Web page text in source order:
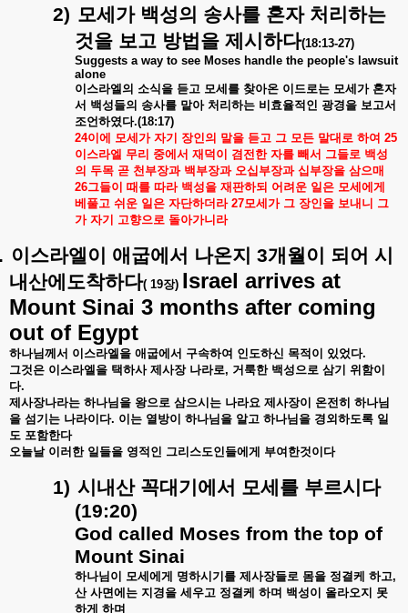
2) 모세가 백성의 송사를 혼자 처리하는
것을 보고 방법을 제시하다(18:13-27)
Suggests a way to see Moses handle the people's lawsuit
alone
이스라엘의 소식을 듣고 모세를 찾아온 이드로는 모세가 혼자
서 백성들의 송사를 맡아 처리하는 비효율적인 광경을 보고서
조언하였다.(18:17)
24이에 모세가 자기 장인의 말을 듣고 그 모든 말대로 하여 25
이스라엘 무리 중에서 재덕이 겸전한 자를 빼서 그들로 백성
의 두목 곧 천부장과 백부장과 오십부장과 십부장을 삼으매
26그들이 때를 따라 백성을 재판하되 어려운 일은 모세에게
베풀고 쉬운 일은 자단하더라27모세가 그 장인을 보내니 그
가 자기 고향으로 돌아가니라
이스라엘이 애굽에서 나온지 3개월이 되어 시
내산에도착하다( 19장) Israel arrives at
Mount Sinai 3 months after coming
out of Egypt
하나님께서 이스라엘을 애굽에서 구속하여 인도하신 목적이 있었다.
그것은 이스라엘을 택하사 제사장 나라로, 거룩한 백성으로 삼기 위함이
다.
제사장나라는 하나님을 왕으로 삼으시는 나라요 제사장이 온전히 하나님
을 섬기는 나라이다. 이는 열방이 하나님을 알고 하나님을 경외하도록 일
도 포함한다
오늘날 이러한 일들을 영적인 그리스도인들에게 부여한것이다
1) 시내산 꼭대기에서 모세를 부르시다
(19:20)
God called Moses from the top of
Mount Sinai
하나님이 모세에게 명하시기를 제사장들로 몸을 정결케 하고,
산 사면에는 지경을 세우고 정결케 하며 백성이 올라오지 못
하게 하며